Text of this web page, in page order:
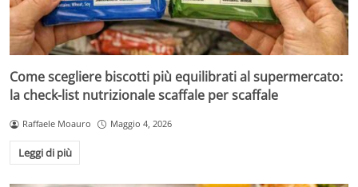
Come scegliere biscotti più equilibrati al supermercato:
la check-list nutrizionale scaffale per scaffale
Raffaele Moauro Maggio 4, 2026
Leggi di più